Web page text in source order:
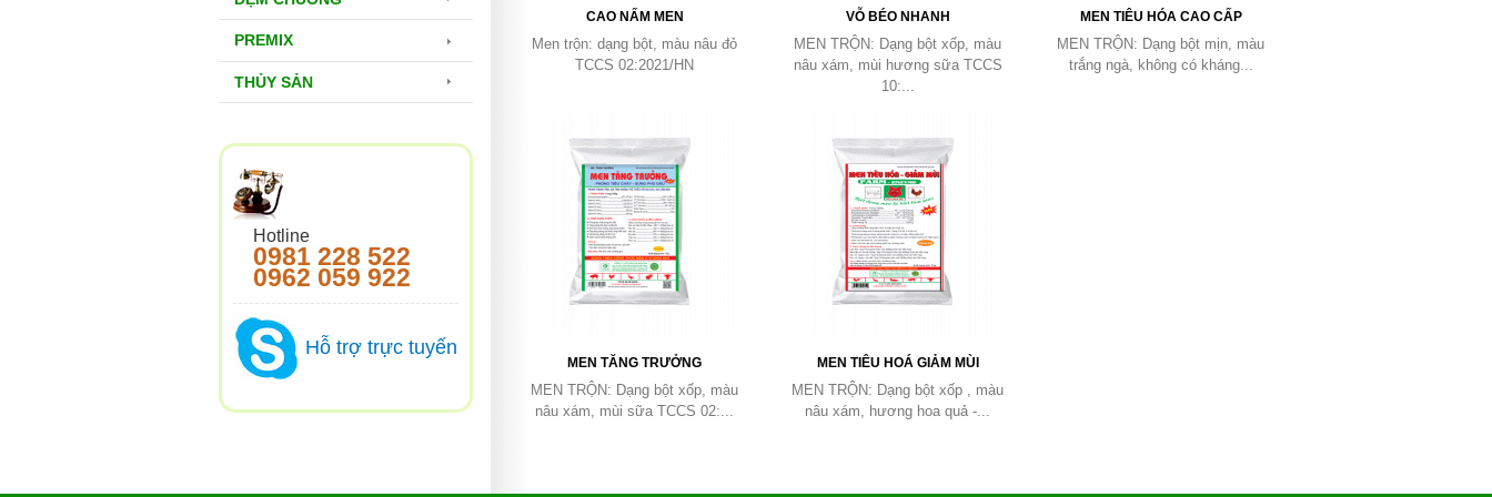
PREMIX
THỦY SẢN
Hotline
0981 228 522
0962 059 922
Hỗ trợ trực tuyến
CAO NẤM MEN
Men trộn: dạng bột, màu nâu đỏ
TCCS 02:2021/HN
VỖ BÉO NHANH
MEN TRỘN: Dạng bột xốp, màu
nâu xám, mùi hương sữa TCCS
10:...
MEN TIÊU HÓA CAO CẤP
MEN TRỘN: Dạng bột mịn, màu
trắng ngà, không có kháng...
MEN TĂNG TRƯỞNG
MEN TRỘN: Dạng bột xốp, màu
nâu xám, mùi sữa TCCS 02:...
MEN TIÊU HOÁ GIẢM MÙI
MEN TRỘN: Dạng bột xốp , màu
nâu xám, hương hoa quả -...